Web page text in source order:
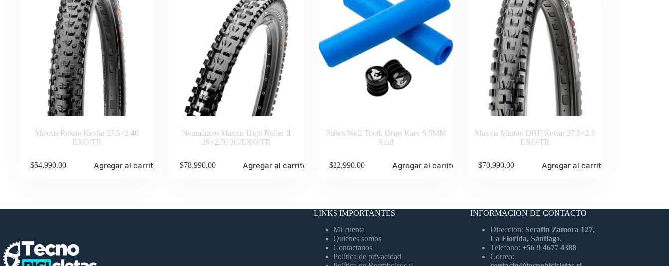
Maxxis Rekon Kevlar 27.5×2.40
EXO/TR
$54,990.00 Agregar al carrito
Neumáticos Maxxis High Roller II
29×2.50 3C/EXO/TR
$78,990.00 Agregar al carrito
Puños Wolf Tooth Grips Karv 6.5MM
Azul
$22,990.00 Agregar al carrito
Maxxis Minion DHF Kevlar 27.5×2.8
EXO/TR
$70,990.00 Agregar al carrito
LINKS IMPORTANTES
Mi cuenta
Quienes somos
Contactanos
Política de privacidad
INFORMACION DE CONTACTO
Direccion: Serafin Zamora 127,
La Florida, Santiago.
Telefono: +56 9 4677 4388
Correo: